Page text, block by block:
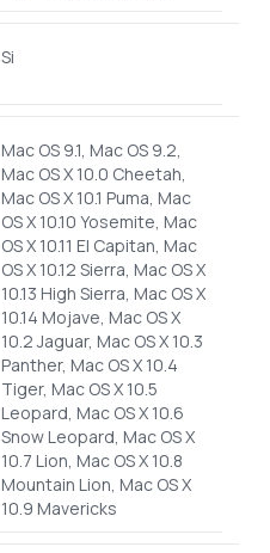
Si
Mac OS 9.1, Mac OS 9.2,
Mac OS X 10.0 Cheetah,
Mac OS X 10.1 Puma, Mac
OS X 10.10 Yosemite, Mac
OS X 10.11 El Capitan, Mac
OS X 10.12 Sierra, Mac OS X
10.13 High Sierra, Mac OS X
10.14 Mojave, Mac OS X
10.2 Jaguar, Mac OS X 10.3
Panther, Mac OS X 10.4
Tiger, Mac OS X 10.5
Leopard, Mac OS X 10.6
Snow Leopard, Mac OS X
10.7 Lion, Mac OS X 10.8
Mountain Lion, Mac OS X
10.9 Mavericks